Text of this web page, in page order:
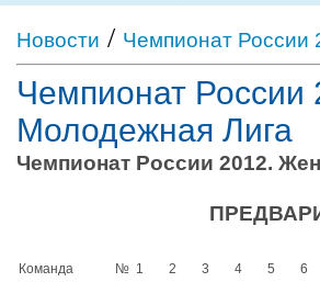
Новости / Чемпионат
Чемпионат
Молодежная Лига
Чемпионат России 2012.
Команда № 1 2 3 4 5 6